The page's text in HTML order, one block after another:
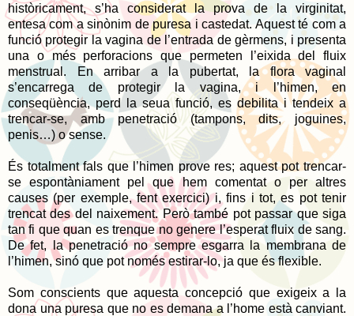
històricament, s’ha considerat la prova de la virginitat,
entesa com a sinònim de puresa i castedat. Aquest té com a
funció protegir la vagina de l’entrada de gèrmens, i presenta
una o més perforacions que permeten l’eixida del fluix
menstrual. En arribar a la pubertat, la flora vaginal
s’encarrega de protegir la vagina, i l’himen, en
conseqüència, perd la seua funció, es debilita i tendeix a
trencar-se, amb penetració (tampons, dits, joguines,
penis…) o sense.
És totalment fals que l’himen prove res; aquest pot trencar-
se espontàniament pel que hem comentat o per altres
causes (per exemple, fent exercici) i, fins i tot, es pot tenir
trencat des del naixement. Però també pot passar que siga
tan fi que quan es trenque no genere l’esperat fluix de sang.
De fet, la penetració no sempre esgarra la membrana de
l’himen, sinó que pot només estirar-lo, ja que és flexible.
Som conscients que aquesta concepció que exigeix a la
dona una puresa que no es demana a l’home està canviant.